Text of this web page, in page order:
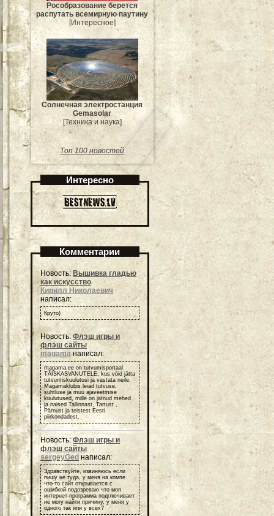
Рособразование берется
распутать всемирную паутину
[Интересное]
Солнечная электростанция
Gemasolar
[Техника и наука]
Топ 100 новостей
Интересно
Комментарии
Новость: Вышивка гладью
как искусство
Кирилл Николаевич
написал:
Круто)
Новость:Флэш игры и
флэш сайты
magama написал:
magama.ee on tutvumisportaal
TÄISKASVANUTELE, kus võid jätta
tutvumiskuulutusi ja vastata neile.
Magamaklubis leiad tutvuse,
suhtluse ja muu ajaveetmise
kuulutused, mille on jätnud mehed
ja naised Tallinnast, Tartust ,
Pärnust ja teistest Eesti
piirkondadest.
Новость:Флэш игры и
флэш сайты
sergeyGed написал:
Здравствуйте, извиняюсь если
пишу не туда, у меня на компе
что-то сайт открывается с
ошибкой подозреваю что моя
интернет-программа подглючивает
не могу найти причину, у меня у
одного так или у всех?